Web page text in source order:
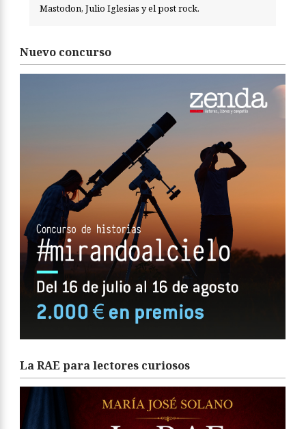
Mastodon, Julio Iglesias y el post rock.
Nuevo concurso
La RAE para lectores curiosos